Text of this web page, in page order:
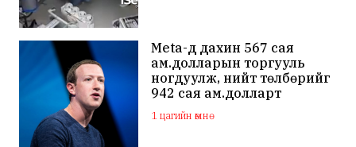
Meta-д дахин 567 сая
ам.долларын торгууль
ногдуулж, нийт төлбөрийг
942 сая ам.долларт
хүргэлээ
1 цагийн өмнө